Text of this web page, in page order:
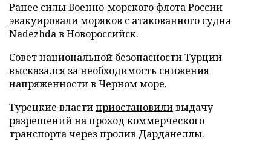
Ранее силы Военно-морского флота России
эвакуировалиморяков с атакованного судна
Nadezhda в Новороссийск.
Совет национальной безопасности Турции
высказался за необходимость снижения
напряженности в Черном море.
Турецкие властиприостановиливыдачу
разрешений на проход коммерческого
транспорта через пролив Дарданеллы.